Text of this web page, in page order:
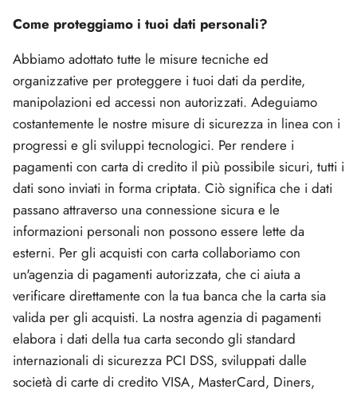
Come proteggiamo i tuoi dati personali?
Abbiamo adottato tutte le misure tecniche ed
organizzative per proteggere i tuoi dati da perdite,
manipolazioni ed accessi non autorizzati. Adeguiamo
costantemente le nostre misure di sicurezza in linea con i
progressi e gli sviluppi tecnologici. Per rendere i
pagamenti con carta di credito il più possibile sicuri, tutti i
dati sono inviati in forma criptata. Ciò significa che i dati
passano attraverso una connessione sicura e le
informazioni personali non possono essere lette da
esterni. Per gli acquisti con carta collaboriamo con
un'agenzia di pagamenti autorizzata, che ci aiuta a
verificare direttamente con la tua banca che la carta sia
valida per gli acquisti. La nostra agenzia di pagamenti
elabora i dati della tua carta secondo gli standard
internazionali di sicurezza PCI DSS, sviluppati dalle
società di carte di credito VISA, MasterCard, Diners,